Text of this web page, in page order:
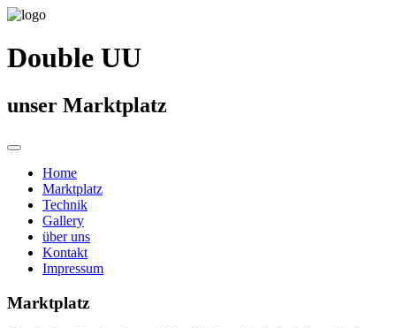
Double UU
unser Marktplatz
Home
Marktplatz
Technik
Gallery
über uns
Kontakt
Impressum
Marktplatz